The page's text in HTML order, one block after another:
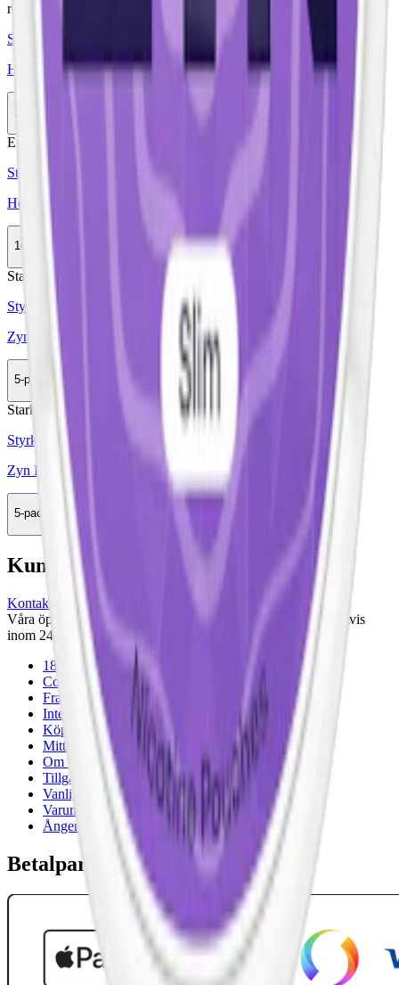
relaterade produkter
Styrka Normal · Slim
Helwit Blueberry 3
10-pack
Extra Stark
Styrka Extra Stark · Slim
Helwit Blueberry Extra Strong
10-pack
Stark
Styrka Stark · Slim
Zyn Blackcurrant Ice Slim 5
5-pack
137,90 kr
Köp
Stark
Styrka Stark · Slim
Zyn Blueberry Mint 4
5-pack
164,50 kr
Köp
Kundservice
Kontakta oss
Våra öppettider är: Alla dagar 08:00 - 18:00 Vi svarar vanligtvis
inom 24 timmar på vardagar.
18-årsgräns
Cookiepolicy
Frakt- och leveransvillkor
Integritetspolicy
Köpvillkor
Mitt konto
Om Snuset.se
Tillgänglighetsredogörelse
Vanliga frågor
Varumärken
Ånger
Betalpartner